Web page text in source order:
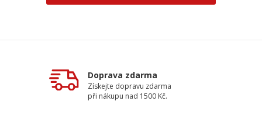
Doprava zdarma
Získejte dopravu zdarma
při nákupu nad 1500 Kč.